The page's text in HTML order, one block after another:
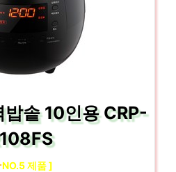
밥솥 10인용 CRP-
NO.5 제품 ]